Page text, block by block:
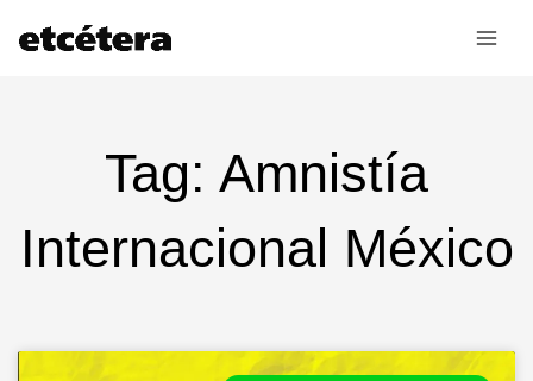
Tag: Amnistía
Internacional México